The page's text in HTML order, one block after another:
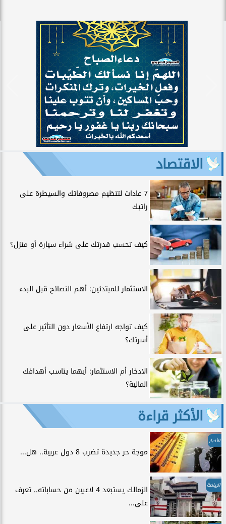
الاقتصاد
7 عادات لتنظيم مصروفاتك والسيطرة على
راتبك
كيف تحسب قدرتك على شراء سيارة أو منزل؟
الاستثمار للمبتدئين: أهم النصائح قبل البدء
كيف تواجه ارتفاع الأسعار دون التأثير على
أسرتك؟
الادخار أم الاستثمار: أيهما يناسب أهدافك
المالية؟
الأكثر قراءة
الأخبار
موجة حر جديدة تضرب 8 دول عربية.. هل...
الرياضة
الزمالك يستبعد 4 لاعبين من حساباته.. تعرف
على...